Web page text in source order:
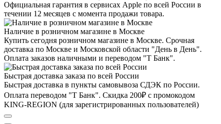
Официальная гарантия в сервисах Apple по всей России в
течении 12 месяцев с момента продажи товара.
Наличие в розничном магазине в Москве
Купить сегодня розничном магазине в Москве. Срочная
доставка по Москве и Московской области "День в День".
Оплата заказов наличными и переводом "Т Банк".
Быстрая доставка заказа по всей России
Быстрая доставка в пункты самовывоза СДЭК по России.
Оплата переводом "Т Банк". Скидка 200₽ с промокодом
KING-REGION (для зарегистрированных пользователей)